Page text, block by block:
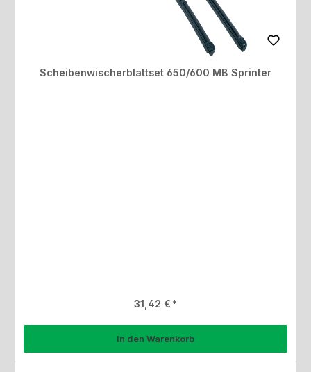
Scheibenwischerblattset 650/600 MB Sprinter
Regulärer Preis:
31,42 €
In den Warenkorb